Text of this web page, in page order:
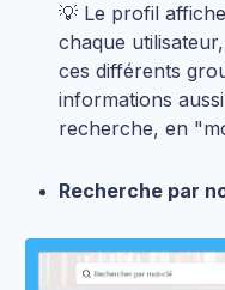
💡 Le profil
chaque
ces différents
informations
recherche, en
Recherche par